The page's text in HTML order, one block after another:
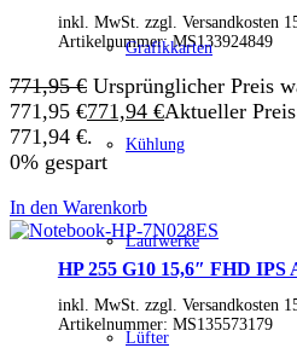
Grafikkarten
Kühlung
Laufwerke
Lüfter
Samsung Laptop
Galaxy Book4
Galaxy Book4
Galaxy Book4
Galaxy Book4
Galaxy Book4
Galaxy Book4
Schenker / XMG
Convertible / 2-in-1
Notebook Zubehör
Laptoptaschen
Tastatur
Mäuse
inkl. MwSt. zzgl. Versandkosten
Artikelnummer:MS133924849
771,95€ Ursprünglicher Preis
771,95 €771,94 €Aktueller
771,94 €.
0% gespart
In den Warenkorb
HP 255 G10 15,6″ FHD IPS
inkl. MwSt. zzgl. Versandkosten
Artikelnummer: MS135573179